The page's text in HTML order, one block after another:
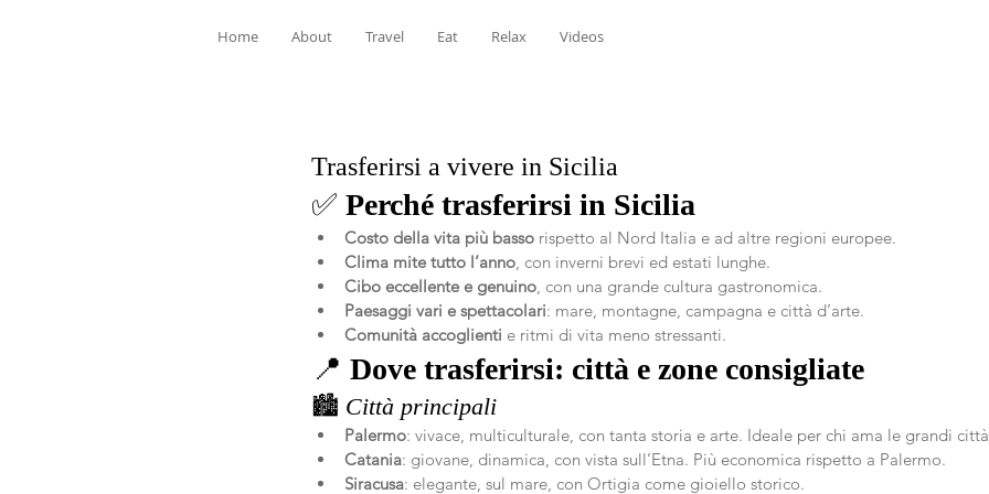
Home About Travel Eat Relax Videos
Trasferirsi a vivere in Sicilia
✅ Perché trasferirsi in Sicilia
Costo della vita più basso rispetto al Nord Italia e ad altre regioni europee.
Clima mite tutto l’anno, con inverni brevi ed estati lunghe.
Cibo eccellente e genuino, con una grande cultura gastronomica.
Paesaggi vari e spettacolari: mare, montagne, campagna e città d’arte.
Comunità accoglienti e ritmi di vita meno stressanti.
📍 Dove trasferirsi: città e zone consigliate
🏙️ Città principali
Palermo: vivace, multiculturale, con tanta storia e arte. Ideale per chi ama le grandi
Catania: giovane, dinamica, con vista sull’Etna. Più economica rispetto a Palermo.
Siracusa: elegante, sul mare, con Ortigia come gioiello storico.